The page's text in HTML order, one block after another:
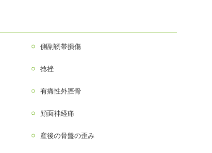
側副靭帯損傷
捻挫
有痛性外脛骨
顔面神経痛
産後の骨盤の歪み